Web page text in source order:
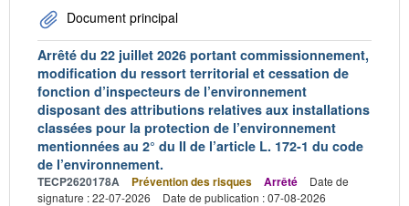
Document principal
Arrêté du 22 juillet 2026 portant commissionnement,
modification du ressort territorial et cessation de
fonction d’inspecteurs de l’environnement
disposant des attributions relatives aux installations
classées pour la protection de l’environnement
mentionnées au 2° du II de l’article L. 172-1 du code
de l’environnement.
TECP2620178A Prévention des risques Arrêté
Date de
signature : 22-07-2026
Date de publication : 07-08-2026